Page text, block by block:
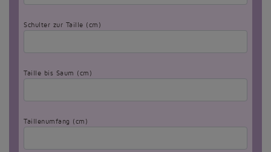
Schulter zur Taille (cm)
Taille bis Saum (cm)
Taillenumfang (cm)